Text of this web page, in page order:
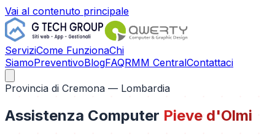
Vai al contenuto principale
ServiziCome FunzionaChi
SiamoPreventivoBlogFAQRMM CentralContattaci
Provincia di Cremona — Lombardia
Assistenza Computer Pieve d'Olmi